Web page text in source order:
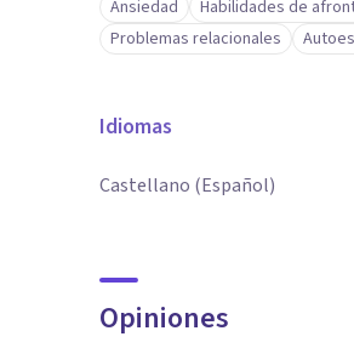
Ansiedad Habilidades de
Problemas relacionales
Idiomas
Castellano (Español)
Opiniones